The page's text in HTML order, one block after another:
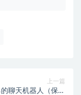
上一篇
聊天机器人（保姆